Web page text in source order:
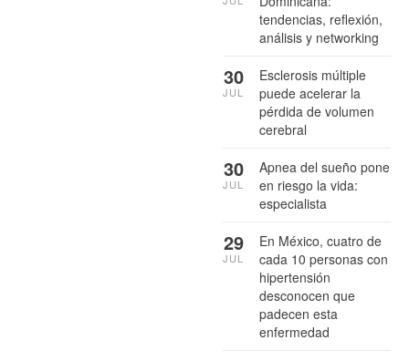
tendencias, reflexión,
análisis y networking
Esclerosis múltiple
puede acelerar la
pérdida de volumen
cerebral
30
JUL
Apnea del sueño pone
en riesgo la vida:
especialista
30
JUL
En México, cuatro de
cada 10 personas con
hipertensión
desconocen que
padecen esta
enfermedad
29
JUL